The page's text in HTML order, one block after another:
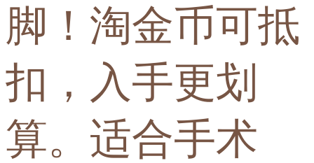
脚！淘金币可抵
扣，入手更划
算。适合手术